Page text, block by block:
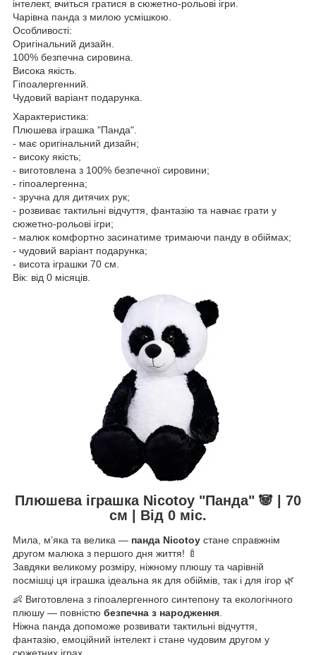
інтелект, вчиться гратися в сюжетно-рольові ігри.
Чарівна панда з милою усмішкою.
Особливості:
Оригінальний дизайн.
100% безпечна сировина.
Висока якість.
Гіпоалергенний.
Чудовий варіант подарунка.
Характеристика:
Плюшева іграшка "Панда".
- має оригінальний дизайн;
- високу якість;
- виготовлена з 100% безпечної сировини;
- гіпоалергенна;
- зручна для дитячих рук;
- розвиває тактильні відчуття, фантазію та навчає грати у
сюжетно-рольові ігри;
- малюк комфортно засинатиме тримаючи панду в обіймах;
- чудовий варіант подарунка;
- висота іграшки 70 см.
Вік: від 0 місяців.
Плюшева іграшка Nicotoy "Панда" 🐼 | 70
см | Від 0 міс.
Мила, м’яка та велика — панда Nicotoy стане справжнім
другом малюка з першого дня життя! 🍼
Завдяки великому розміру, ніжному плюшу та чарівній
посмішці ця іграшка ідеальна як для обіймів, так і для ігор 🌿
👶 Виготовлена з гіпоалергенного синтепону та екологічного
плюшу — повністю безпечна з народження.
Ніжна панда допоможе розвивати тактильні відчуття,
фантазію, емоційний інтелект і стане чудовим другом у